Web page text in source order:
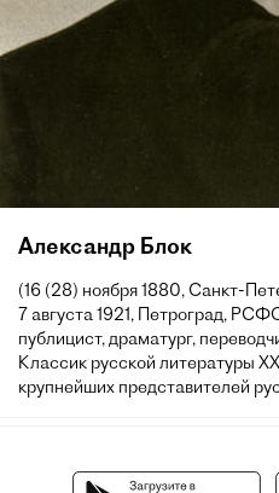
Александр Блок
(16 (28) ноября 1880, Санкт-
7 августа 1921, Петроград,
публицист, драматург,
Классик русской литературы
крупнейших представителей